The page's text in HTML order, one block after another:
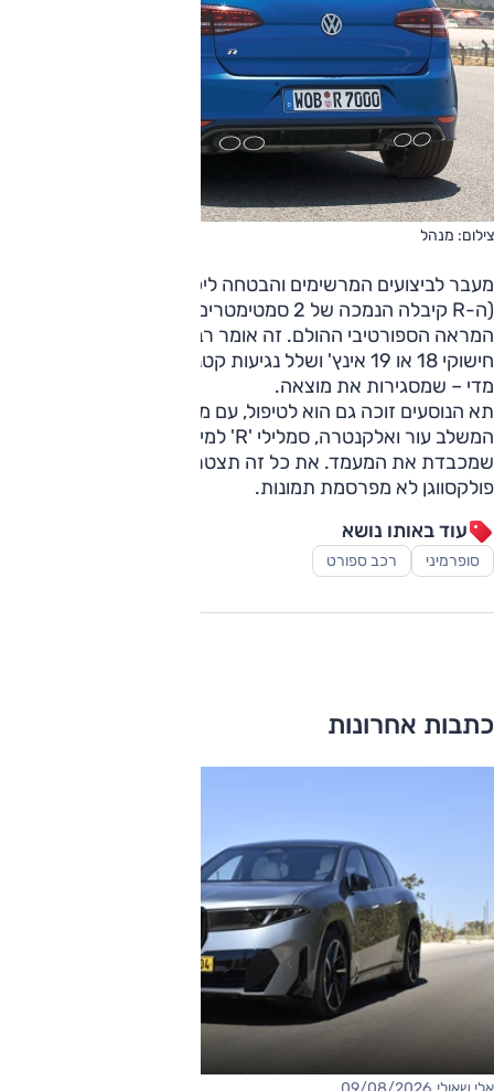
צילום: מנהל
מעבר לביצועים המרשימים והבטחה ליכולת דינאמית משופרת
המראה הספורטיבי ההולם. זה אומר רביעיית יציאות מפלט,
חישוקי 18 או 19 אינץ' ושלל נגיעות קטנות – שלא נאמר קטנות
מדי – שמסגירות את מוצאה.
תא הנוסעים זוכה גם הוא לטיפול, עם מושבים ספורטיביים, גימור
המשלב עור ואלקנטרה, סמלילי 'R' למיניהם וכמובן רשימת אבזור
שמכבדת את המעמד. את כל זה תצטרכו לדמיין, בינתיים, כי
פולקסווגן לא מפרסמת תמונות.
עוד באותו נושא
סופרמיני רכב ספורט
כתבות אחרונות